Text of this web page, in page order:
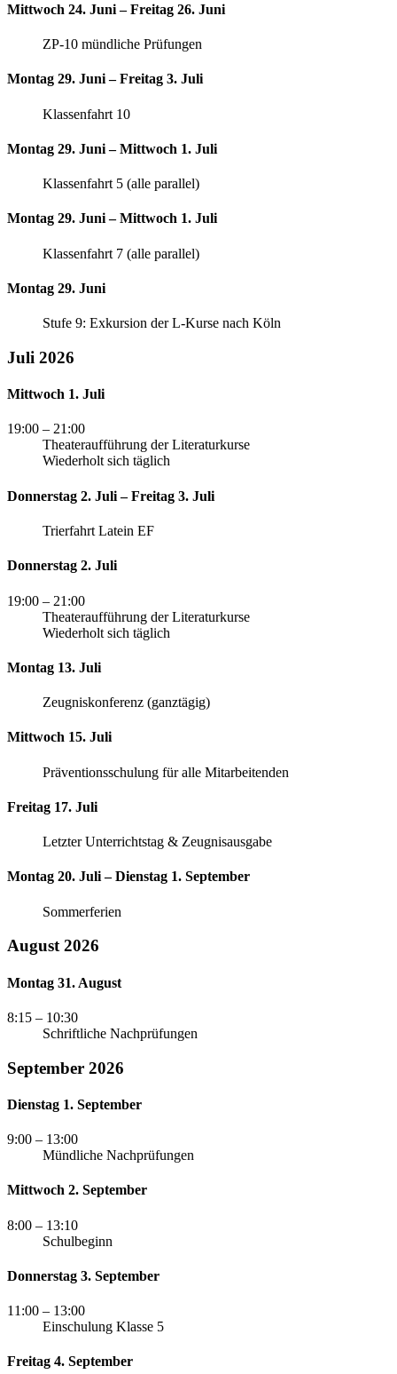
Mittwoch 24. Juni – Freitag 26. Juni
ZP-10 mündliche Prüfungen
Montag 29. Juni – Freitag 3. Juli
Klassenfahrt 10
Montag 29. Juni – Mittwoch 1. Juli
Klassenfahrt 5 (alle parallel)
Montag 29. Juni – Mittwoch 1. Juli
Klassenfahrt 7 (alle parallel)
Montag 29. Juni
Stufe 9: Exkursion der L-Kurse nach Köln
Juli 2026
Mittwoch 1. Juli
19:00 – 21:00
Theateraufführung der Literaturkurse
Wiederholt sich täglich
Donnerstag 2. Juli – Freitag 3. Juli
Trierfahrt Latein EF
Donnerstag 2. Juli
19:00 – 21:00
Theateraufführung der Literaturkurse
Wiederholt sich täglich
Montag 13. Juli
Zeugniskonferenz (ganztägig)
Mittwoch 15. Juli
Präventionsschulung für alle Mitarbeitenden
Freitag 17. Juli
Letzter Unterrichtstag & Zeugnisausgabe
Montag 20. Juli – Dienstag 1. September
Sommerferien
August 2026
Montag 31. August
8:15 – 10:30
Schriftliche Nachprüfungen
September 2026
Dienstag 1. September
9:00 – 13:00
Mündliche Nachprüfungen
Mittwoch 2. September
8:00 – 13:10
Schulbeginn
Donnerstag 3. September
11:00 – 13:00
Einschulung Klasse 5
Freitag 4. September